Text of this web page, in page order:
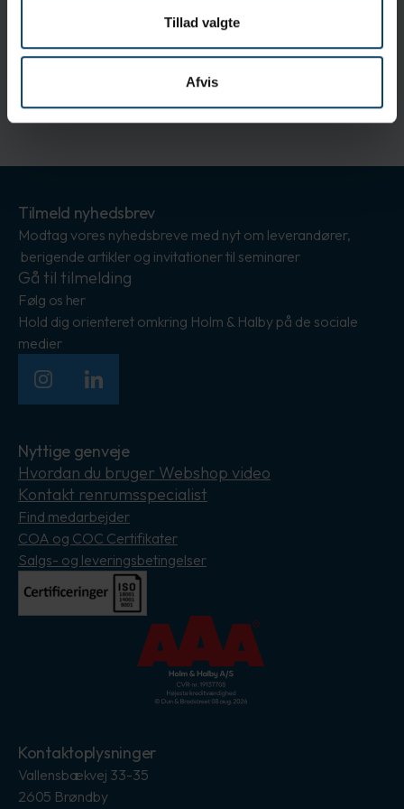
Tillad valgte
Afvis
Tilmeld nyhedsbrev
Modtag vores nyhedsbreve med nyt om leverandører,
berigende artikler og invitationer til seminarer
Gå til tilmelding
Følg os her
Hold dig orienteret omkring Holm & Halby på de sociale
medier
InstagramLinkedIn
Nyttige genveje
Hvordan du bruger Webshop video
Kontakt renrumsspecialist
Find medarbejder
COA og COC Certifikater
Salgs- og leveringsbetingelser
Kontaktoplysninger
Vallensbækvej 33-35
2605 Brøndby